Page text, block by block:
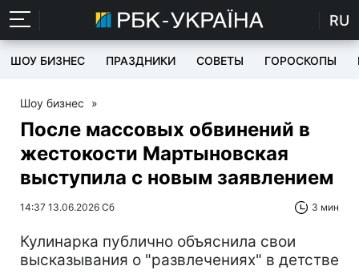
RU
ШОУ БИЗНЕС ПРАЗДНИКИ СОВЕТЫ ГОРОСКОПЫ
Шоу бизнес »
После массовых обвинений в
жестокости Мартыновская
выступила с новым заявлением
14:37 13.06.2026 Сб 3 мин
Кулинарка публично объяснила свои
высказывания о "развлечениях" в детстве